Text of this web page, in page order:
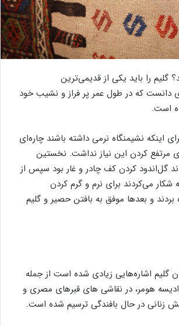
گلیم را باید یکی از قدیمی‌ترین
دانست که در طول عمر پر فراز و نشیب خود
است.
اینکه نشیمنگاه نرمی داشته باشند چاره‌ای
مرتفع کردن این نیاز نداشت. نخستین
گل‌اندود کردن کف چادر و غار بود سپس از
می‌کردند برای نرم و گرم کردن
بردند و بعدها موفق به بافتن حصیر و گلیم
گلیم اشاره‌هایی زیادی شده است از جمله
ادیسه هومر، در نقاشی های قبرهای مصری و
زنانی در حال بافندگی ترسیم شده است.